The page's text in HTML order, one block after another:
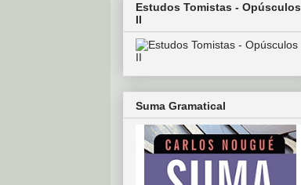
Estudos Tomistas - Opúsculos
II
Suma Gramatical